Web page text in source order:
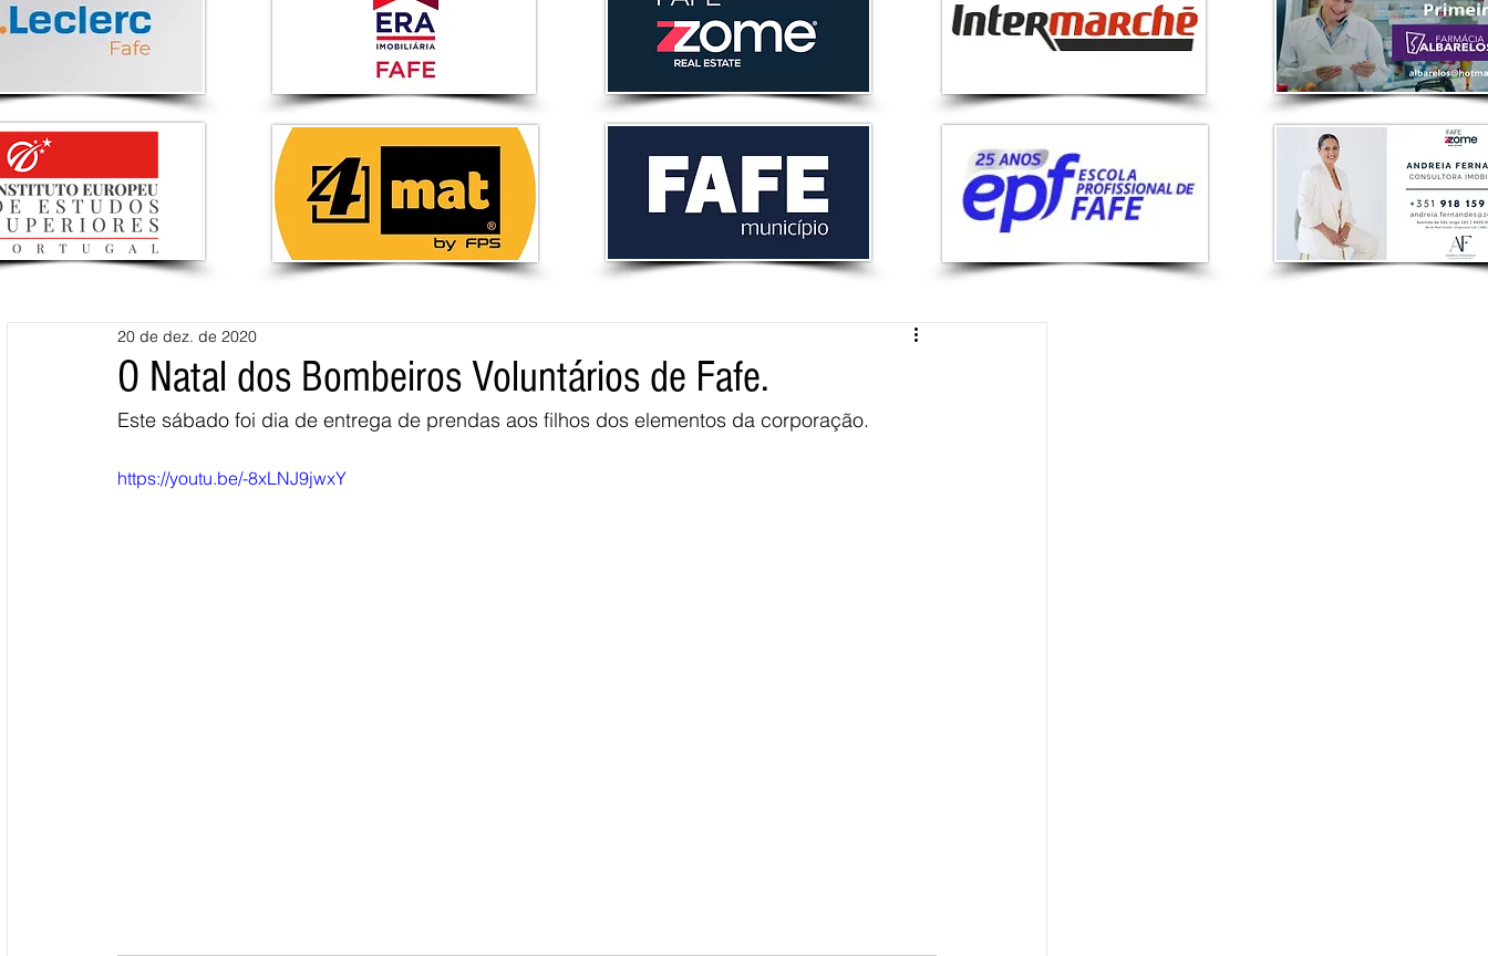
O Natal dos Bombeiros Voluntários de Fafe.
20 de dez. de 2020
Este sábado foi dia de entrega de prendas aos filhos dos elementos da corporação.
https://youtu.be/-8xLNJ9jwxY